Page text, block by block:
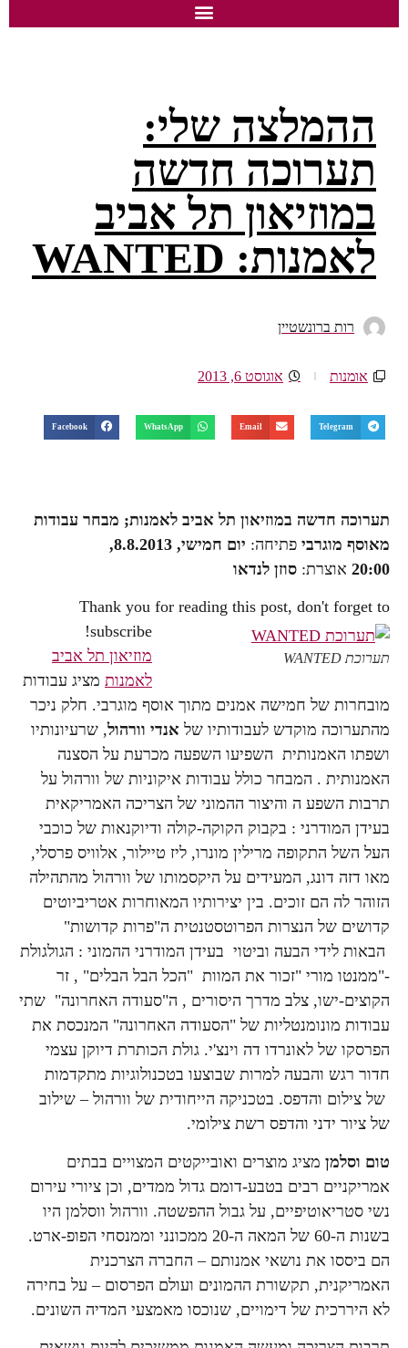
ההמלצה שלי:
תערוכה חדשה
במוזיאון תל אביב
לאמנות: WANTED
רות ברונשטיין
אומנות אוגוסט 6, 2013
Telegram
Email
WhatsApp
Facebook
תערוכה חדשה במוזיאון תל אביב לאמנות; מבחר עבודות
מאוסף מוגרבי פתיחה:
יום חמישי, 8.8.2013,
20:00 אוצרת: סוזן לנדאו
Thank you for reading this post, don't forget to
subscribe!
תערוכת WANTED
מוזיאון תל אביב
לאמנות מציג עבודות
מובחרות של חמישה אמנים מתוך אוסף מוגרבי. חלק ניכר
מהתערוכה מוקדש לעבודותיו של אנדי וורהול, שרעיונותיו
ושפתו האמנותית השפיעו השפעה מכרעת על הסצנה
האמנותית . המבחר כולל עבודות איקוניות של וורהול על
תרבות השפע ה והיצור ההמוני של הצריכה האמריקאית
בעידן המודרני : בקבוק הקוקה-קולה ודיוקנאות של כוכבי
העל השל התקופה מרילין מונרו, ליז טיילור, אלוויס פרסלי,
מאו דזה דונג, המעידים על היקסמותו של וורהול מהתהילה
הזוהר לה הם זוכים. בין יצירותיו המאוחרות אטריביוטים
קדושים של הנצרות הפרוטסטנטית ה"פרות קדושות"
הבאות לידי הבעה וביטוי בעידן המודרני ההמוני : הגולגולת
-"ממנטו מורי "זכור את המוות "הכל הבל הבלים" , זר
הקוצים-ישו, צלב מדרך היסורים , ה"סעודה האחרונה" שתי
עבודות מונומנטליות של "הסעודה האחרונה" המנכסת את
הפרסקו של לאונרדו דה וינצ'י. גולת הכותרת דיוקן עצמי
חדור רגש והבעה למרות שבוצעו בטכנולוגיות מתקדמות
של צילום והדפס. בטכניקה הייחודית של וורהול – שילוב
של ציור ידני והדפס רשת צילומי.
טום וסלמן מציג מוצרים ואובייקטים המצויים בבתים
אמריקניים רבים בטבע-דומם גדול ממדים, וכן ציורי עירום
נשי סטריאוטיפיים, על גבול ההפשטה. וורהול ווסלמן היו
בשנות ה-60 של המאה ה-20 ממכונני וממנסחי הפופ-ארט.
הם ביססו את נושאי אמנותם – החברה הצרכנית
האמריקנית, תקשורת ההמונים ועולם הפרסום – על בחירה
לא היררכית של דימויים, שנוכסו מאמצעי המדיה השונים.